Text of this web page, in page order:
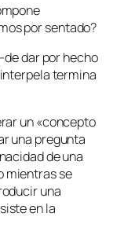
por sentado?
de dar por hecho
termina
un «concepto
una pregunta
de una
mientras se
una
en la